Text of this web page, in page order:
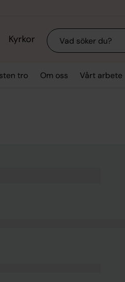
Kyrkor Sök
tro Om oss Vårt arbete